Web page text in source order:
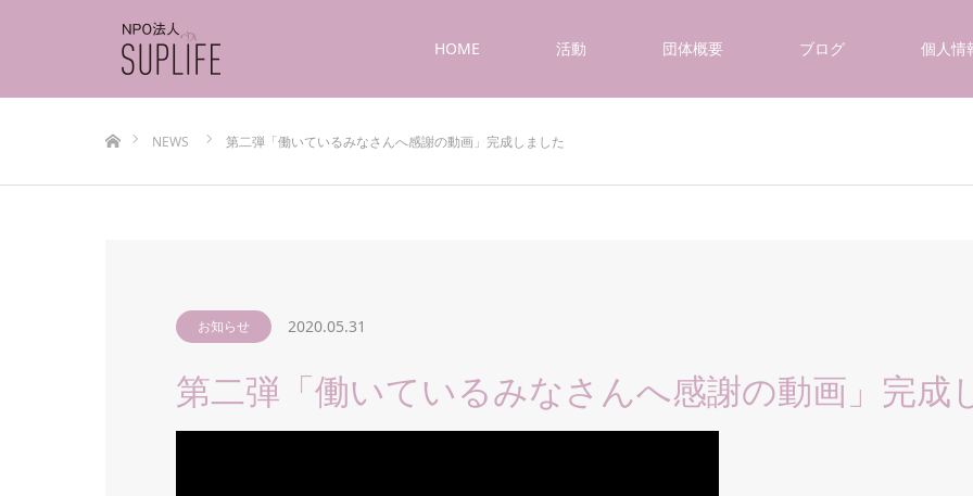
HOME 活動 団体概要 ブログ 個人情
NEWS
第二弾「働いているみなさんへ感謝の動画」完成しました
お知らせ 2020.05.31
第二弾「働いているみなさんへ感謝の動画」完成